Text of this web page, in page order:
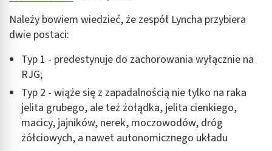
Należy bowiem wiedzieć, że zespół Lyncha przybiera
dwie postaci:
Typ 1 - predestynuje do zachorowania wyłącznie na
RJG;
Typ 2 - wiąże się z zapadalnością nie tylko na raka
jelita grubego, ale też żołądka, jelita cienkiego,
macicy, jajników, nerek, moczowodów, dróg
żółciowych, a nawet autonomicznego układu